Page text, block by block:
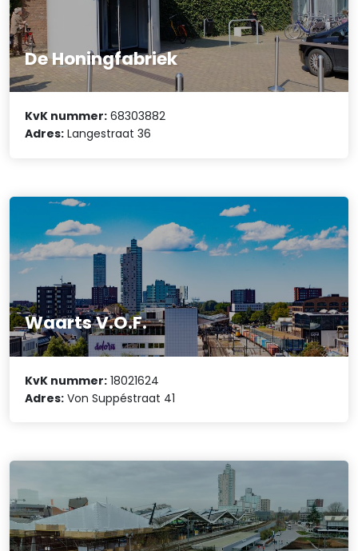
De Honingfabriek
KvK nummer: 68303882
Adres: Langestraat 36
Waarts V.O.F.
KvK nummer: 18021624
Adres: Von Suppéstraat 41